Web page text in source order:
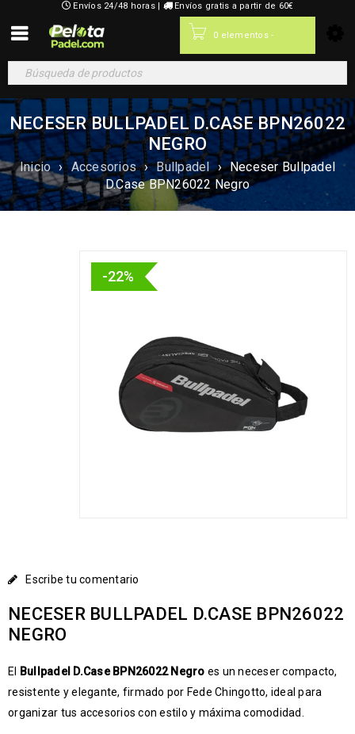
Envíos 24/48 horas | Envíos gratis a partir de 60€
0 elementos -
NECESER BULLPADEL D.CASE BPN26022
NEGRO
Inicio › Accesorios › Bullpadel › Neceser Bullpadel
D.Case BPN26022 Negro
-22%
Escribe tu comentario
NECESER BULLPADEL D.CASE BPN26022
NEGRO
El Bullpadel D.Case BPN26022 Negro es un neceser compacto,
resistente y elegante, firmado por Fede Chingotto, ideal para
organizar tus accesorios con estilo y máxima comodidad.